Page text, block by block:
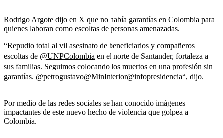
Rodrigo Argote dijo en X que no había garantías en Colombia para
quienes laboran como escoltas de personas amenazadas.
“Repudio total al vil asesinato de beneficiarios y compañeros
escoltas de @UNPColombia en el norte de Santander, fortaleza a
sus familias. Seguimos colocando los muertos en una profesión sin
garantías. @petrogustavo@MinInterior@infopresidencia“, dijo.
Por medio de las redes sociales se han conocido imágenes
impactantes de este nuevo hecho de violencia que golpea a
Colombia.